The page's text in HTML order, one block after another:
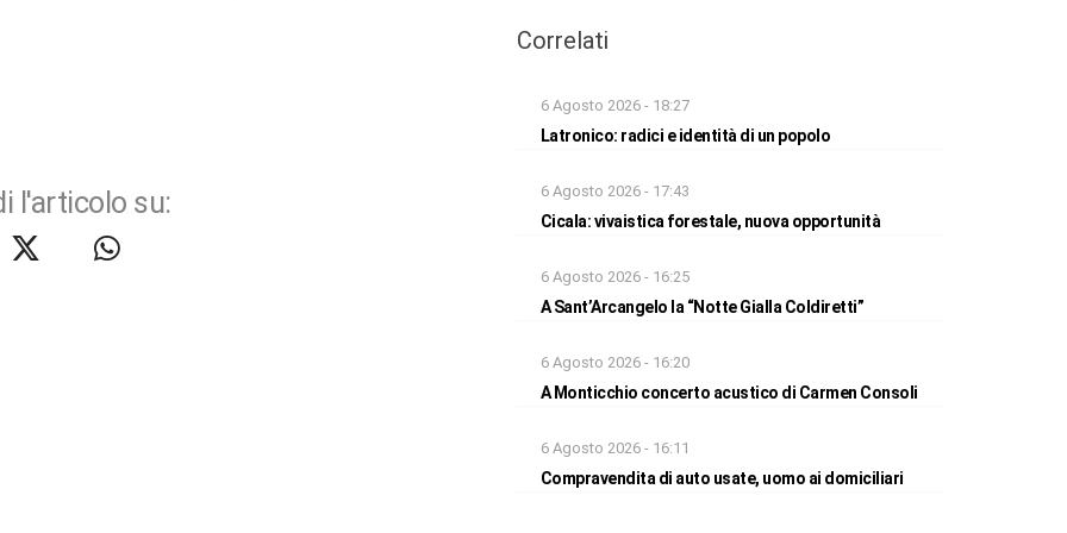
l'articolo su:
Correlati
6 Agosto 2026 - 18:27
Latronico: radici e identità di un popolo
6 Agosto 2026 - 17:43
Cicala: vivaistica forestale, nuova opportunità
6 Agosto 2026 - 16:25
A Sant’Arcangelo la “Notte Gialla Coldiretti”
6 Agosto 2026 - 16:20
A Monticchio concerto acustico di Carmen Consoli
6 Agosto 2026 - 16:11
Compravendita di auto usate, uomo ai domiciliari